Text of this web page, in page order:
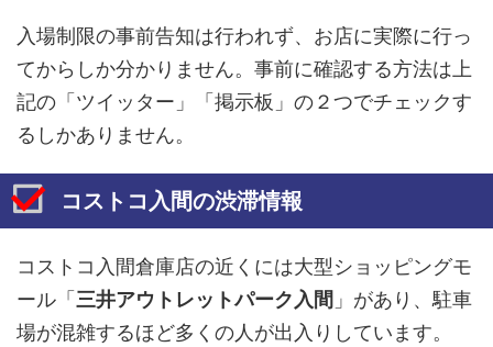
入場制限の事前告知は行われず、お店に実際に行っ
てからしか分かりません。事前に確認する方法は上
記の「ツイッター」「掲示板」の２つでチェックす
るしかありません。
コストコ入間の渋滞情報
コストコ入間倉庫店の近くには大型ショッピングモ
ール「 三井アウトレットパーク入間 」があり、駐車
場が混雑するほど多くの人が出入りしています。